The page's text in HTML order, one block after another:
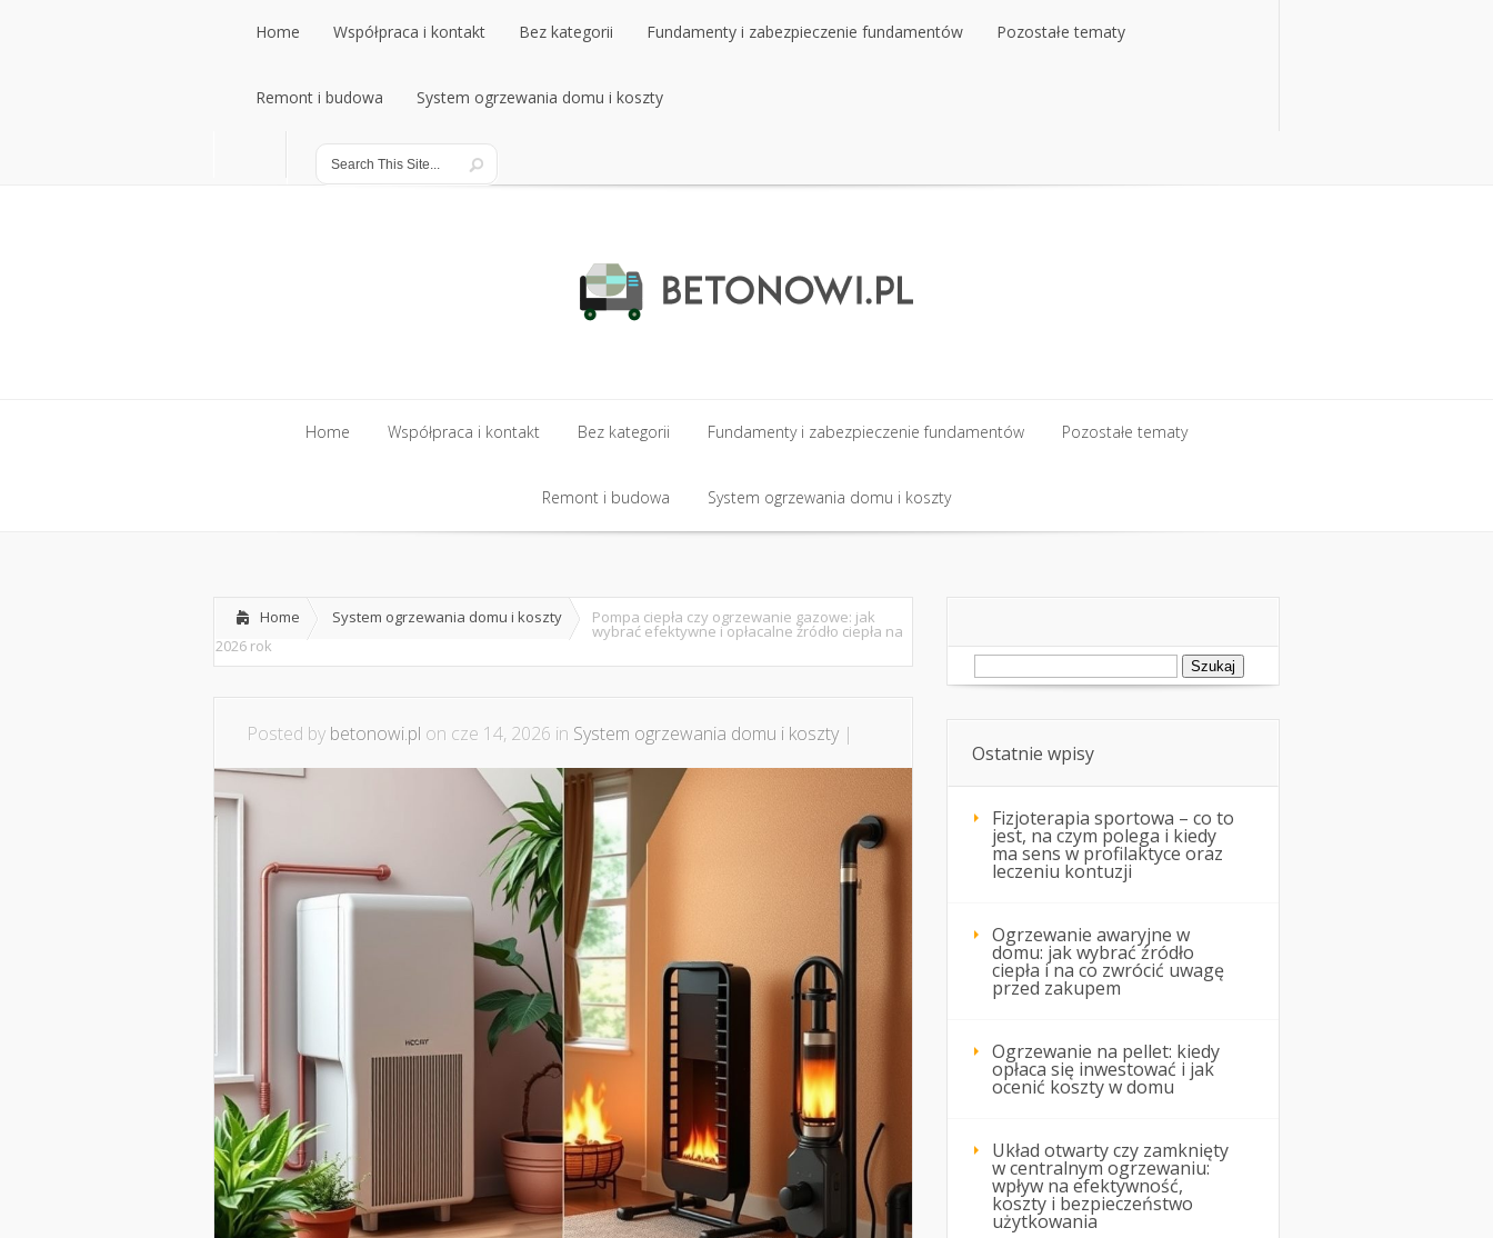
Home
Home
Współpraca i kontakt
Współpraca i kontakt
Bez kategorii
Bez kategorii
Fundamenty i zabezpieczenie fundamentów
Fundamenty i zabezpieczenie fundamentów
Pozostałe tematy
Remont i budowa
Remont i budowa
System ogrzewania domu i koszty
System ogrzewania domu i koszty
Home Współpraca i kontakt Bez kategorii
Bez kategorii
Fundamenty i zabezpieczenie fundamentów
Fundamenty i zabezpieczenie fundamentów
Pozostałe tematy
Remont i budowa System ogrzewania domu i koszty
Home System ogrzewania domu i koszty Pompa ciepła czy ogrzewanie gazowe: jak
wybrać efektywne i opłacalne źródło ciepła na
2026 rok
Posted by betonowi.pl on cze 14, 2026 in System ogrzewania domu i koszty|
Szukaj:
Ostatnie wpisy
Fizjoterapia sportowa – co to
jest, na czym polega i kiedy
ma sens w profilaktyce oraz
leczeniu kontuzji
Ogrzewanie awaryjne w
domu: jak wybrać źródło
ciepła i na co zwrócić uwagę
przed zakupem
Ogrzewanie na pellet: kiedy
opłaca się inwestować i jak
ocenić koszty w domu
Układ otwarty czy zamknięty
w centralnym ogrzewaniu:
wpływ na efektywność,
koszty i bezpieczeństwo
użytkowania